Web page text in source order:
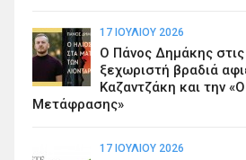
17 ΙΟΥΛΊΟΥ 2026
Ο Πάνος Δημάκης
ξεχωριστή βραδιά
Καζαντζάκη και την
Μετάφρασης»
17 ΙΟΥΛΊΟΥ 2026